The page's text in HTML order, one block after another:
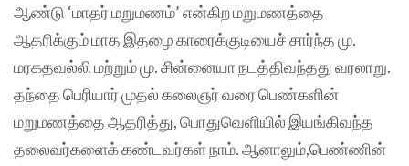
ஆண்டு ‘மாதர் மறுமணம்’ என்கிற மறுமணத்தை
ஆதரிக்கும் மாத இதழை காரைக்குடியைச் சார்ந்த மு.
மரகதவல்லி மற்றும் மு. சின்னையா நடத்திவந்தது வரலாறு.
தந்தை பெரியார் முதல் கலைஞர் வரை பெண்களின்
மறுமணத்தை ஆதரித்து, பொதுவெளியில் இயங்கிவந்த
தலைவர்களைக் கண்டவர்கள் நாம். ஆனாலும்,பெண்ணின்